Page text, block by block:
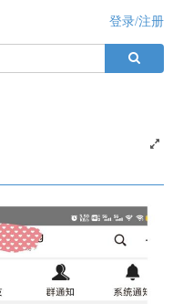
登录/注册